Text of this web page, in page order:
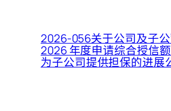
2026-056关于公司及子
2026 年度申请综合授信
为子公司提供担保的进展